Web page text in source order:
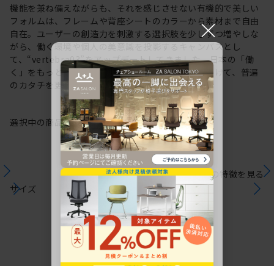
機能を兼ね備えながらも、それを感じさせない有機的で美しい
フォルムは、フレームや背座シートのカラーから素材まで自由
自在。ユーザーの創造力を刺激する選択肢を少しずつ増やしな
がら、働く環境や個人の美意識を投影するキャンバスとし
て、“vertebra03”をアップデートしてきました。日本の「働
く」をもっと自由に。これからも私たちは未来に向けて、普遍
のカタチを更新していきます。
選択中の商品情報保証注意事項
サイズ
シリーズの特徴を見る
×